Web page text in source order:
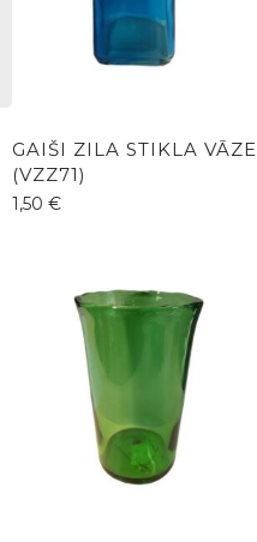
GAIŠI ZILA STIKLA VĀZE
(VZZ71)
1,50 €